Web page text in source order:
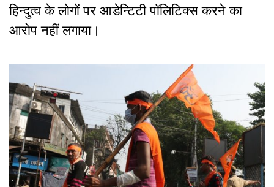
हिन्दुत्व के लोगों पर आडेन्टिटी पॉलिटिक्स करने का
आरोप नहीं लगाया।